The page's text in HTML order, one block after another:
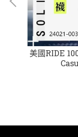
美國RIDE